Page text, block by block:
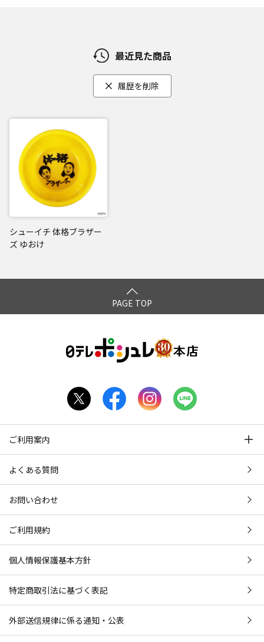
最近見た商品
履歴を削除
シューイチ 体格ブラザー
ズ ゆおけ
PAGE TOP
ご利用案内
よくある質問
お問い合わせ
ご利用規約
個人情報保護基本方針
特定商取引法に基づく表記
外部送信規律に係る通知・公表